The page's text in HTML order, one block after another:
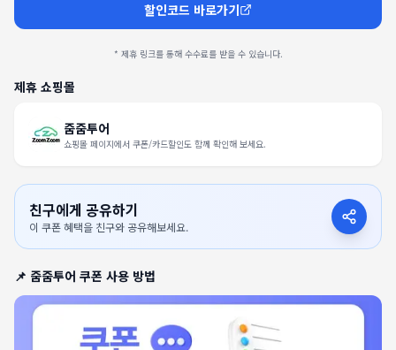
할인코드 바로가기
* 제휴 링크를 통해 수수료를 받을 수 있습니다.
제휴 쇼핑몰
줌줌투어
쇼핑몰 페이지에서 쿠폰/카드할인도 함께 확인해 보세요.
친구에게 공유하기
이 쿠폰 혜택을 친구와 공유해보세요.
📌 줌줌투어 쿠폰 사용 방법